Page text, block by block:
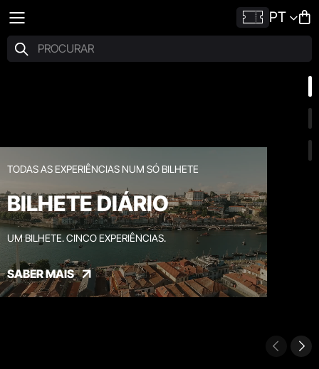
PT
TODAS AS EXPERIÊNCIAS NUM SÓ BILHETE
BILHETE DIÁRIO
UM BILHETE. CINCO EXPERIÊNCIAS.
SABER MAIS